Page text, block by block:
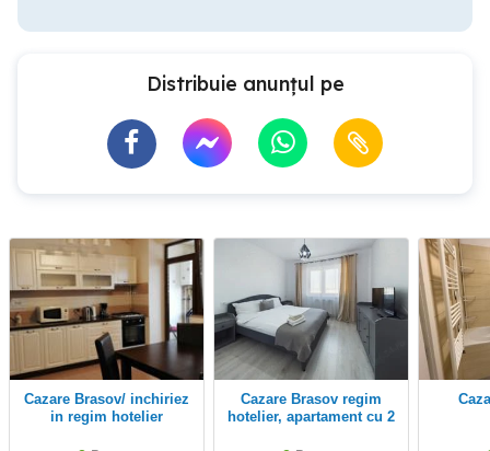
Distribuie anunțul pe
Cazare Brasov/ inchiriez
in regim hotelier
cazare Brasov regim
hotelier, apartament cu 2